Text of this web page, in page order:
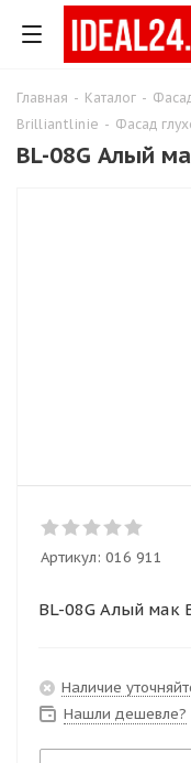
Главная - Каталог -
Brilliantlinie - Фасад
BL-08G Алый
Артикул: 016 911
BL-08G Алый мак
Наличие
Нашли дешевле?